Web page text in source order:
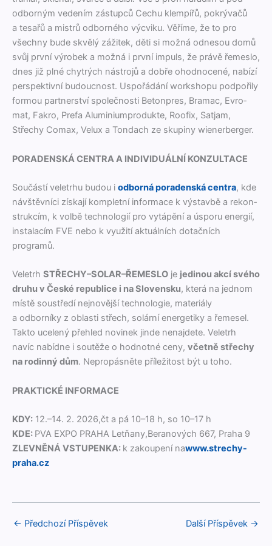
odborným vedením zás­tupců Cechu klem­pířů, pokrý­vačů
a tesařů a mis­trů odborného výcviku. Věříme, že to pro
všech­ny bude skvělý zážitek, děti si možná odne­sou domů
svůj první výrobek a možná i první impuls, že právě řemes­lo,
dnes již plné chytrých nástro­jů a dobře ohod­no­cené, nabízí
per­spek­tivní budouc­nost. Uspořádání work­shopu pod­poři­ly
for­mou part­ner­ství společnos­ti Beton­pres, Bra­mac, Evro­
mat, Fakro, Pre­fa Alu­mini­umpro­duk­te, Roofix, Sat­jam,
Střechy Comax, Velux a Ton­dach ze skupiny wienerberger.
PORADENSKÁ CENTRA A INDIVIDUÁLNÍ KONZULTACE
Součástí veletrhu budou i odborná poraden­ská cen­tra, kde
návštěvní­ci získa­jí kom­plet­ní infor­ma­ce k výs­tavbě a rekon­
strukcím, k vol­bě tech­nologií pro vytápění a úsporu energií,
insta­lacím FVE nebo k využití aktuál­ních dotačních
programů.
Veletrh STŘECHY–SOLAR–ŘEMESLO je jedi­nou akcí svého
druhu v České repub­lice i na Sloven­sku, která na jed­nom
místě soustředí nejnovější tech­nolo­gie, mater­iá­ly
a odborníky z oblasti střech, solární ener­getiky a řeme­sel.
Tak­to uce­lený přehled novinek jinde nena­jdete. Veletrh
navíc nabídne i soutěže o hod­not­né ceny, včet­ně střechy
na rodin­ný dům. Nepropás­něte příleži­tost být u toho.
PRAKTICKÉ INFORMACE
KDY: 12.–14. 2. 2026,čt a pá 10–18 h, so 10–17 h
KDE: PVA EXPO PRAHA Letňany,Beranových 667, Pra­ha 9
ZLEVNĚNÁ VSTUPENKA: k zak­oupení nawww.strechy-
praha.cz
← Předchozí Příspěvek Další Příspěvek →